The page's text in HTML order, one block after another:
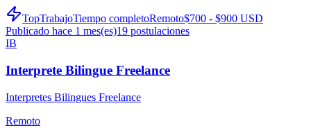
TopTrabajoTiempo completoRemoto$700 - $900 USD
Publicado hace 1 mes(es)19 postulaciones
IB
Interprete Bilingue Freelance
Interpretes Bilingues Freelance
Remoto